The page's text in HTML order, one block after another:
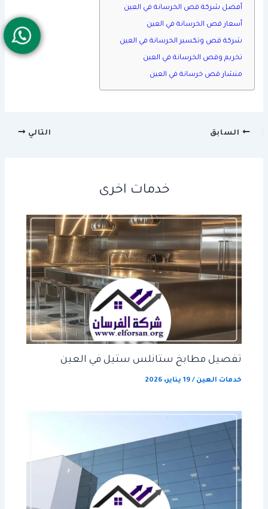
أفضل شركة قص الخرسانة في العين
أسعار قص الخرسانة في العين
شركة قص وتكسير الخرسانة في العين
تخريم وقص الخرسانة في العين
منشار قص خرسانة في العين
السابق التالي
خدمات اخرى
تفصيل مطابخ ستانلس ستيل في العين
خدمات العين /19 يناير، 2026